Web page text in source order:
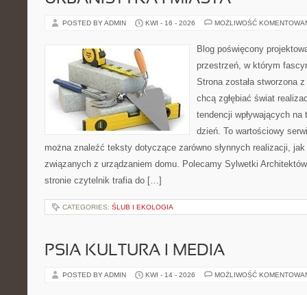
POSTED BY ADMIN KWI - 16 - 2026 MOŻLIWOŚĆ
Blog poświęcony
przestrzeń, w którym
Strona została stworzona
chcą zgłębiać świat
tendencji wpływających
dzień. To wartościowy
można znaleźć teksty dotyczące zarówno słynnych realizacji,
związanych z urządzaniem domu. Polecamy Sylwetki
stronie czytelnik trafia do […]
CATEGORIES: ŚLUB I EKOLOGIA
PSIA KULTURA I MEDIA
POSTED BY ADMIN KWI - 14 - 2026 MOŻLIWOŚĆ